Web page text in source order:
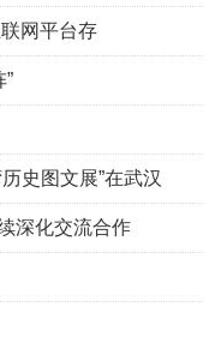
网平台存
史图文展”在武汉
深化交流合作